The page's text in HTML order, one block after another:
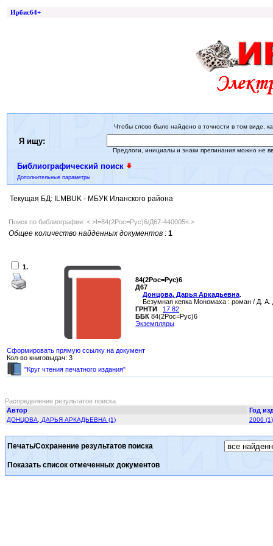
Ирбис64+
Я ищу:
Чтобы слово было найдено в точности в том виде,
Предлоги, инициалы и знаки препинания можно не
Библиографический поиск
Дополнительные параметры
Текущая БД: ILMBUK - МБУК Иланского района
Поиск по библиографии: <.>I=84(2Рос=Рус)6/Д67-440005<.>
Общее количество найденных документов : 1
1.
84(2Рос=Рус)6
Д67
Донцова, Дарья Аркадьевна
Безумная кепка Мономаха : роман / Д. А.
ГРНТИ
17.82
ББК 84(2Рос=Рус)6
Экземпляры
Сформировать прямую ссылку на документ
Кол-во книговыдач: 3
"Круг чтения печатного издания"
Распределение результатов поиска
Автор
Год
ДОНЦОВА, ДАРЬЯ АРКАДЬЕВНА (1) 2006 (1)
Печать/Сохранение результатов поиска
Показать список отмеченных документов